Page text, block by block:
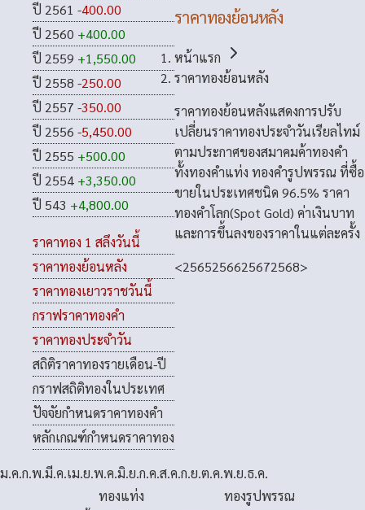
ปี 2561 -400.00
ปี 2560 +400.00
ปี 2559 +1,550.00
ปี 2558 -250.00
ปี 2557 -350.00
ปี 2556 -5,450.00
ปี 2555 +500.00
ปี 2554 +3,350.00
ปี 543 +4,800.00
ราคาทอง 1 สลึงวันนี้
ราคาทองย้อนหลัง
ราคาทองเยาวราชวันนี้
กราฟราคาทองคำ
ราคาทองประจำวัน
สถิติราคาทองรายเดือน-ปี
กราฟสถิติทองในประเทศ
ปัจจัยกำหนดราคาทองคำ
หลักเกณฑ์กำหนดราคาทอง
ราคาทองย้อนหลัง
หน้าแรก
ราคาทองย้อนหลัง
ราคาทองย้อนหลังแสดงการปรับ
เปลี่ยนราคาทองประจำวันเรียลไทม์
ตามประกาศของสมาคมค้าทองคำ
ทั้งทองคำแท่ง ทองคำรูปพรรณ ที่ซื้อ
ขายในประเทศชนิด 96.5% ราคา
ทองคำโลก(Spot Gold) ค่าเงินบาท
และการขึ้นลงของราคาในแต่ละครั้ง
<2565256625672568>
ม.ค.ก.พ.มี.ค.เม.ย.พ.ค.มิ.ย.ก.ค.ส.ค.ก.ย.ต.ค.พ.ย.ธ.ค.
ทองแท่ง
ทองรูปพรรณ